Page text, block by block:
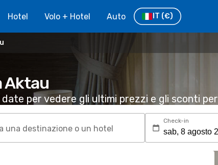
Hotel Volo + Hotel Auto IT (€)
Aktau
date per vedere gli ultimi prezzi e gli sconti
una destinazione o un hotel
Check-in